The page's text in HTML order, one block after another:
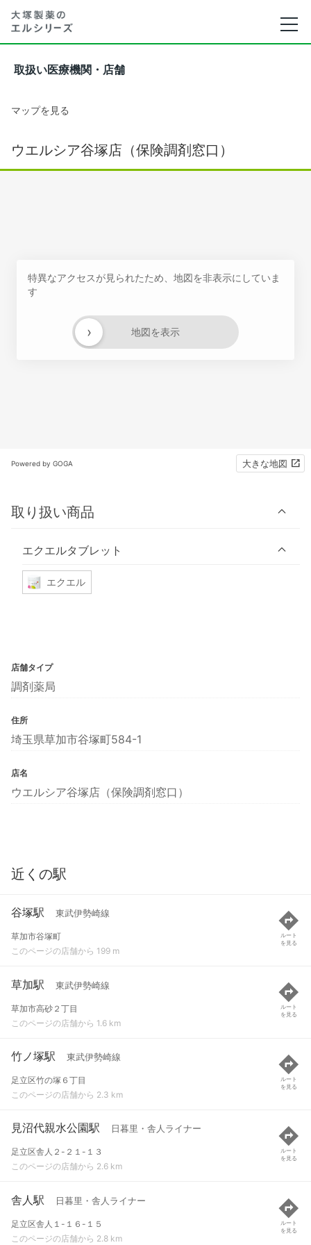
取扱い医療機関・店舗
マップを見る
ウエルシア谷塚店（保険調剤窓口）
特異なアクセスが見られたため、地図を非表示にしていま
す
地図を表示
›
Powered by GOGA 大きな地図
取り扱い商品
エクエルタブレット
エクエル
店舗タイプ
調剤薬局
住所
埼玉県草加市谷塚町584-1
店名
ウエルシア谷塚店（保険調剤窓口）
近くの駅
谷塚駅 東武伊勢崎線
草加市谷塚町
このページの店舗から 199 m
ルート
を見る
草加駅 東武伊勢崎線
草加市高砂２丁目
このページの店舗から 1.6 km
ルート
を見る
竹ノ塚駅 東武伊勢崎線
足立区竹の塚６丁目
このページの店舗から 2.3 km
ルート
を見る
見沼代親水公園駅 日暮里・舎人ライナー
足立区舎人２-２１-１３
このページの店舗から 2.6 km
ルート
を見る
舎人駅 日暮里・舎人ライナー
足立区舎人１-１６-１５
このページの店舗から 2.8 km
ルート
を見る